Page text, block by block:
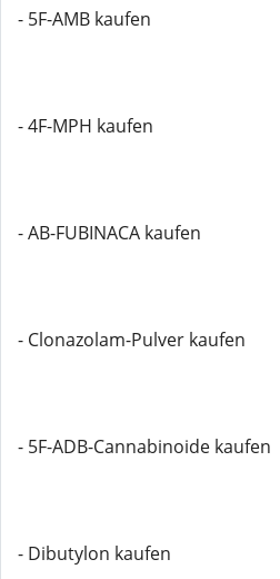
- 5F-AMB kaufen
- 4F-MPH kaufen
- AB-FUBINACA kaufen
- Clonazolam-Pulver kaufen
- 5F-ADB-Cannabinoide kaufen
- Dibutylon kaufen